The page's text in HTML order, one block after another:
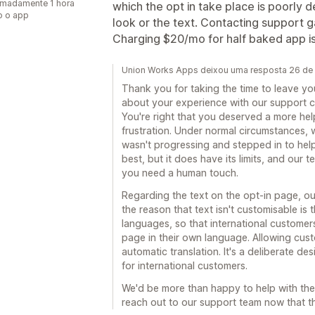
which the opt in take place is poorly
look or the text. Contacting support
Charging $20/mo for half baked app
1 hora
o app
Union Works Apps deixou uma resposta 26
Thank you for taking the time to leave
about your experience with our support
You're right that you deserved a more
frustration. Under normal
wasn't progressing and stepped in to
best, but it does have its limits, and our
you need a human touch.
Regarding the text on the opt-in page,
the reason that text isn't customisable is
languages, so that international
page in their own language. Allowing
automatic translation. It's a deliberate
for international customers.
We'd be more than happy to help with
reach out to our support team now that